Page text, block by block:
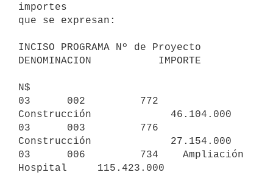
importes
que se expresan:
INCISO PROGRAMA Nº de Proyecto
DENOMINACION           IMPORTE
N$
03      002         772
Construcción             46.104.000
03      003         776
Construcción             27.154.000
03      006         734    Ampliación
Hospital     115.423.000